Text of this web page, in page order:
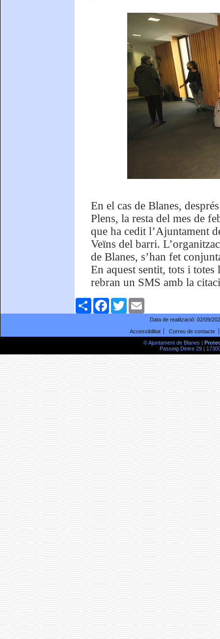
En el cas de Blanes,
Plens, la resta del mes de
que ha cedit l’Ajuntament
Veïns del barri.
de Blanes, s’han fet
En aquest sentit, tots i totes
rebran un SMS amb la
ComparteixFacebookTwitter
Data de realització: 02/09/
Accessibilitat
Correu de contacte
© Ajuntament de Blanes |
Passeig Dintre 29 |